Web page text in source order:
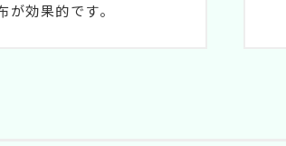
効果的です。